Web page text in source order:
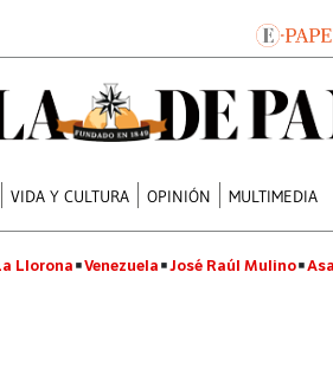
VIDA Y CULTURA OPINIÓN MULTIMEDIA
Llorona Venezuela José Raúl Mulino